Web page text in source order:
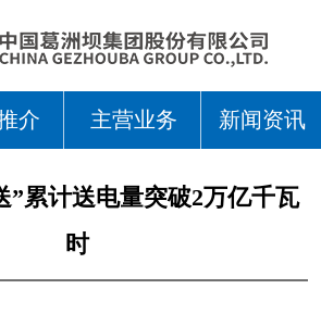
介 主营业务 新闻资讯
”累计送电量突破2万亿千瓦
时